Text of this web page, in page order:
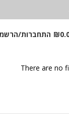
₪ התחברות/
There are no